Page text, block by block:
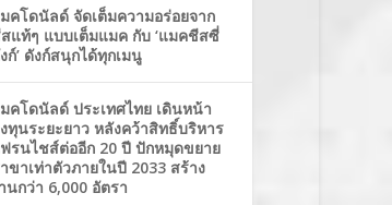
คโดนัลด์ จัดเต็มความอร่อยจาก
แท้ๆ แบบเต็มแมค กับ ‘แมคชีสซี่
ก์’ ดังก์สนุกได้ทุกเมนู
คโดนัลด์ ประเทศไทย เดินหน้า
ทุนระยะยาว หลังคว้าสิทธิ์บริหาร
รนไชส์ต่ออีก 20 ปี ปักหมุดขยาย
ขาเท่าตัวภายในปี 2033 สร้าง
นกว่า 6,000 อัตรา